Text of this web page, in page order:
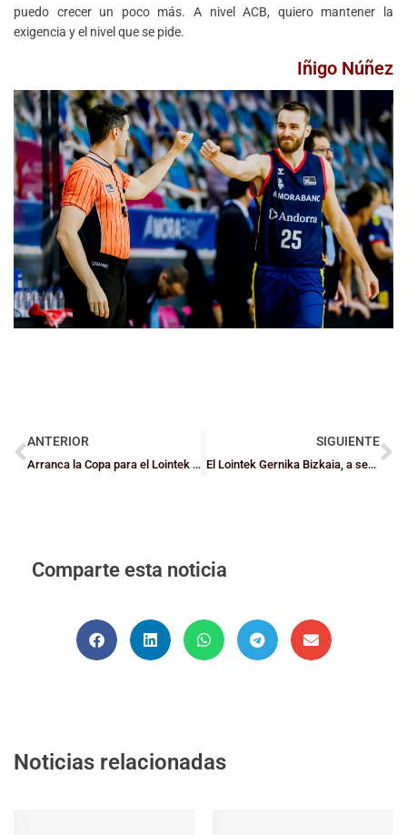
puedo crecer un poco más. A nivel ACB, quiero mantener la
exigencia y el nivel que se pide.
Iñigo Núñez
ANTERIOR
Arranca la Copa para el Lointek Gernika Bizkaia ante el Ciudad de la Laguna Tenerife
SIGUIENTE
El Lointek Gernika Bizkaia, a semifinales de Copa, por la puerta grande (79-56)
Comparte esta noticia
Noticias relacionadas